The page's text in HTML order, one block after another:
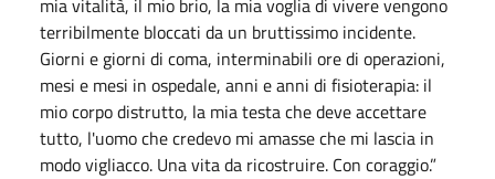
terribilmente bloccati da un bruttissimo incidente.
Giorni e giorni di coma, interminabili ore di operazioni,
mesi e mesi in ospedale, anni e anni di fisioterapia: il
mio corpo distrutto, la mia testa che deve accettare
tutto, l'uomo che credevo mi amasse che mi lascia in
modo vigliacco. Una vita da ricostruire. Con coraggio.”